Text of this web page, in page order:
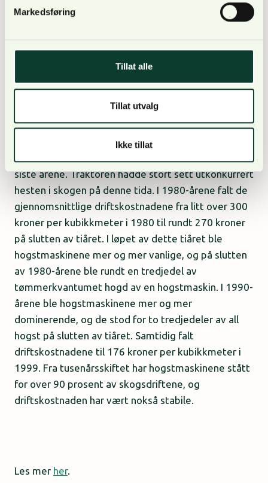
Markedsføring
Tillat alle
Tillat utvalg
Ikke tillat
omregnet til 2021-kroner. Rotnettoen var høyere i
perioden 1980-2008 enn den har vært de siste ti
årene.
Driftskostnadene var høyere før
Når vi beregner kostnadene for hogst og kjøring i
1970 i 2021-kroner, ser vi at driftskostnadene var
omtrent det tredobbelte av det de har vært de
siste årene. Traktoren hadde stort sett utkonkurrert
hesten i skogen på denne tida. I 1980-årene falt de
gjennomsnittlige driftskostnadene fra litt over 300
kroner per kubikkmeter i 1980 til rundt 270 kroner
på slutten av tiåret. I løpet av dette tiåret ble
hogstmaskinene mer og mer vanlige, og på slutten
av 1980-årene ble rundt en tredjedel av
tømmerkvantumet hogd av en hogstmaskin. I 1990-
årene ble hogstmaskinene mer og mer
dominerende, og de stod for to tredjedeler av all
hogst på slutten av tiåret. Samtidig falt
driftskostnadene til 176 kroner per kubikkmeter i
1999. Fra tusenårsskiftet har hogstmaskinene stått
for over 90 prosent av skogsdriftene, og
driftskostnaden har vært nokså stabile.
Les mer her.